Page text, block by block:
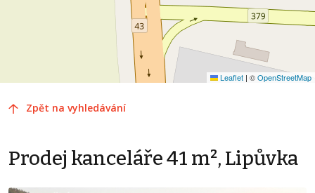
Leaflet | ©OpenStreetMap
Zpět na vyhledávání
Prodej kanceláře 41 m², Lipůvka